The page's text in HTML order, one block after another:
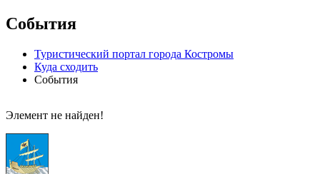
События
Туристический портал города Костромы
Куда сходить
События
Элемент не найден!